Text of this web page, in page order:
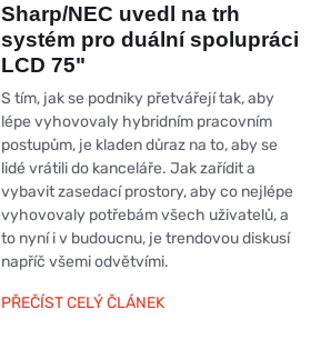
Sharp/NEC uvedl na trh
systém pro duální spolupráci
LCD 75"
S tím, jak se podniky přetvářejí tak, aby
lépe vyhovovaly hybridním pracovním
postupům, je kladen důraz na to, aby se
lidé vrátili do kanceláře. Jak zařídit a
vybavit zasedací prostory, aby co nejlépe
vyhovovaly potřebám všech uživatelů, a
to nyní i v budoucnu, je trendovou diskusí
napříč všemi odvětvími.
PŘEČÍST CELÝ ČLÁNEK